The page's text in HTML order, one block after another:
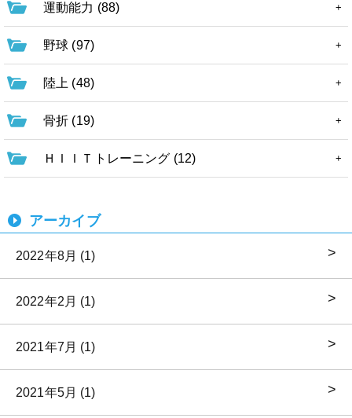
運動能力 (88)
野球 (97)
陸上 (48)
骨折 (19)
ＨＩＩＴトレーニング (12)
アーカイブ
2022年8月 (1)
2022年2月 (1)
2021年7月 (1)
2021年5月 (1)